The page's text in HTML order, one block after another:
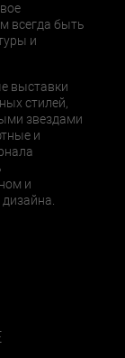
всегда быть
и
выставки
стилей,
звездами
и
и